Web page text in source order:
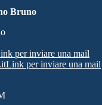
Bruno
per inviare una mail
Link per inviare una mail